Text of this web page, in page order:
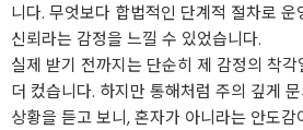
니다. 무엇보다 합법적인 단계적 절차로
신뢰라는 감정을 느낄 수 있었습니다.
실제 받기 전까지는 단순히 제 감정의 착
더 컸습니다. 하지만 통해처럼 주의 깊게
상황을 듣고 보니, 혼자가 아니라는 안도감